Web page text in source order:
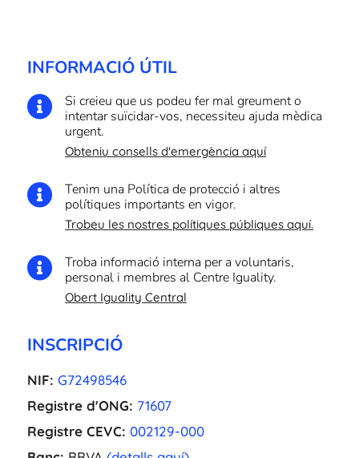
INFORMACIÓ ÚTIL

Si creieu que us podeu fer mal greument o
intentar suïcidar-vos, necessiteu ajuda mèdica
urgent.
Obteniu consells d'emergència aquí

Tenim una Política de protecció i altres
polítiques importants en vigor.
Trobeu les nostres polítiques públiques aquí.

Troba informació interna per a voluntaris,
personal i membres al Centre Iguality.
Obert Iguality Central
INSCRIPCIÓ
NIF: G72498546
Registre d'ONG: 71607
Registre CEVC: 002129-000